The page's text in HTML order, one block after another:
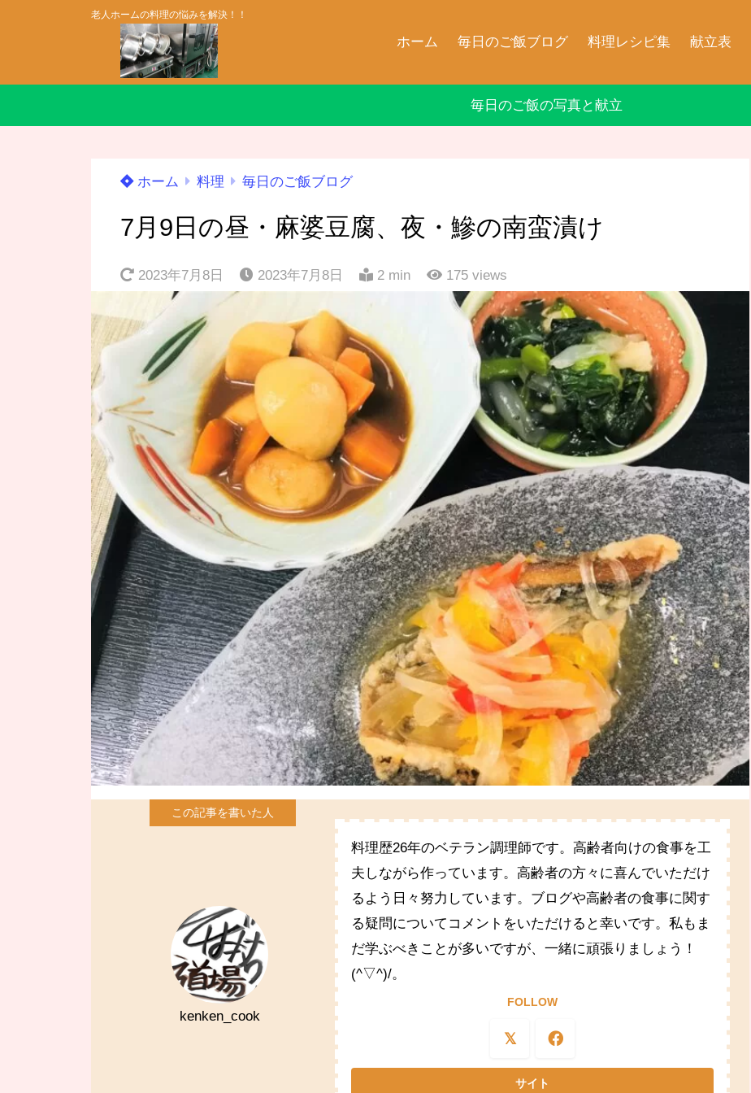
老人ホームの料理の悩みを解決！！
ホーム 毎日のご飯ブログ 料理レシピ集 献立表
毎日のご飯の写真と献立
ホーム 料理 毎日のご飯ブログ
7月9日の昼・麻婆豆腐、夜・鰺の南蛮漬け
2023年7月8日 2023年7月8日 2 min 175 views
kenken_cook
料理歴26年のベテラン調理師です。高齢者向けの食事を工
夫しながら作っています。高齢者の方々に喜んでいただけ
るよう日々努力しています。ブログや高齢者の食事に関す
る疑問についてコメントをいただけると幸いです。私もま
だ学ぶべきことが多いですが、一緒に頑張りましょう！
(^▽^)/。
FOLLOW